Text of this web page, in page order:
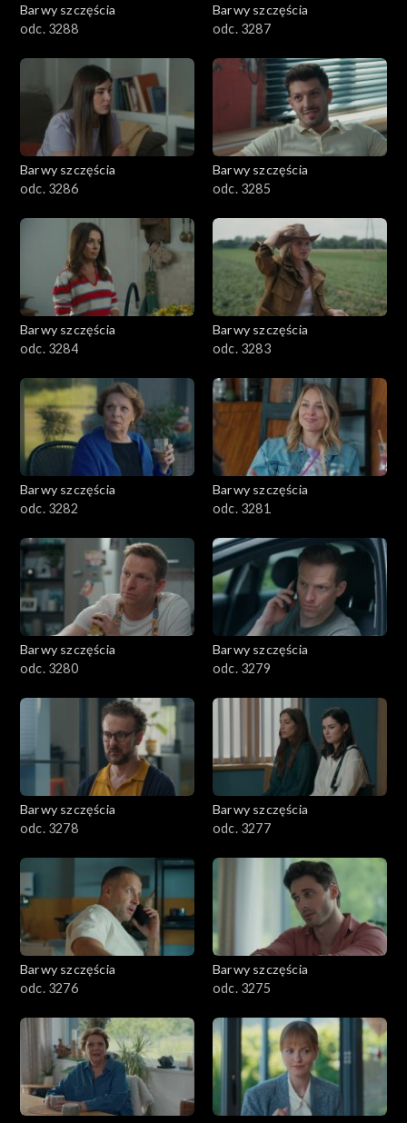
901–1000
801–900
782–800
Barwy szczęścia
odc. 3288
Barwy szczęścia
odc. 3287
Barwy szczęścia
odc. 3286
Barwy szczęścia
odc. 3285
Barwy szczęścia
odc. 3284
Barwy szczęścia
odc. 3283
Barwy szczęścia
odc. 3282
Barwy szczęścia
odc. 3281
Barwy szczęścia
odc. 3280
Barwy szczęścia
odc. 3279
Barwy szczęścia
odc. 3278
Barwy szczęścia
odc. 3277
Barwy szczęścia
odc. 3276
Barwy szczęścia
odc. 3275